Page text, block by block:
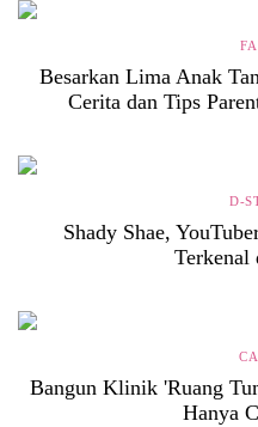
Besarkan Lima Anak
Cerita dan Tips
D-
Shady Shae,
Terkenal
Bangun Klinik 'Ruang
Hanya